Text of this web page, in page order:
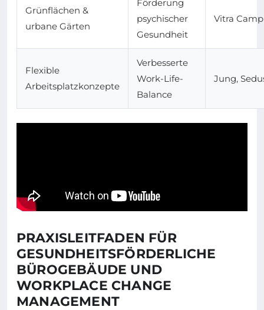
Grünflächen &
urbane Gärten
Förderung
psychischer
Gesundheit
Vitra
Flexible
Arbeitsplatzkonzepte
Verbesserte
Work-Life-
Balance
Jung,
PRAXISLEITFADEN FÜR
GESUNDHEITSFÖRDERLICHE
BÜROGEBÄUDE UND
WORKPLACE CHANGE
MANAGEMENT